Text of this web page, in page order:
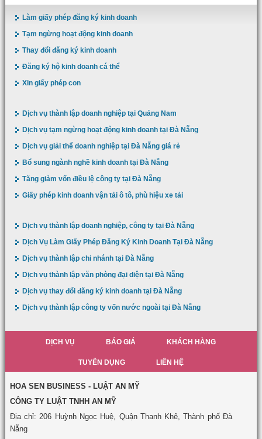
Làm giấy phép đăng ký kinh doanh
Tạm ngừng hoạt động kinh doanh
Thay đổi đăng ký kinh doanh
Đăng ký hộ kinh doanh cá thể
Xin giấy phép con
Dịch vụ thành lập doanh nghiệp tại Quảng Nam
Dịch vụ tạm ngừng hoạt động kinh doanh tại Đà Nẵng
Dịch vụ giải thể doanh nghiệp tại Đà Nẵng giá rẻ
Bổ sung ngành nghề kinh doanh tại Đà Nẵng
Tăng giảm vốn điều lệ công ty tại Đà Nẵng
Giấy phép kinh doanh vận tải ô tô, phù hiệu xe tải
Dịch vụ thành lập doanh nghiệp, công ty tại Đà Nẵng
Dịch Vụ Làm Giấy Phép Đăng Ký Kinh Doanh Tại Đà Nẵng
Dịch vụ thành lập chi nhánh tại Đà Nẵng
Dịch vụ thành lập văn phòng đại diện tại Đà Nẵng
Dịch vụ thay đổi đăng ký kinh doanh tại Đà Nẵng
Dịch vụ thành lập công ty vốn nước ngoài tại Đà Nẵng
DỊCH VỤ BÁO GIÁ KHÁCH HÀNG
TUYỂN DỤNG LIÊN HỆ
HOA SEN BUSINESS - LUẬT AN MỸ
CÔNG TY LUẬT TNHH AN MỸ
Địa chỉ: 206 Huỳnh Ngọc Huệ, Quận Thanh Khê, Thành phố Đà
Nẵng